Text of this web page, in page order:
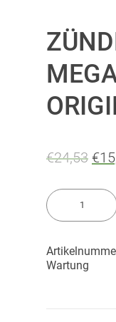
€24,53 €
Zündkerze
Megane
-
Original-
Wartung